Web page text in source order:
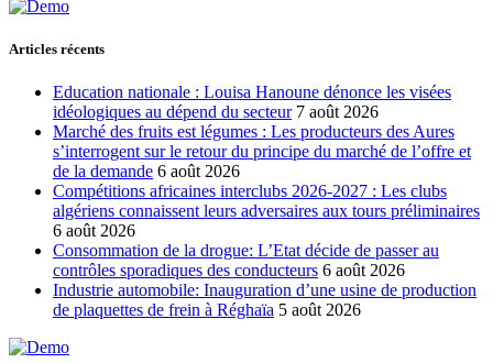
Articles récents
Education nationale : Louisa Hanoune dénonce les visées
idéologiques au dépend du secteur 7 août 2026
Marché des fruits est légumes : Les producteurs des Aures
s’interrogent sur le retour du principe du marché de l’offre et
de la demande 6 août 2026
Compétitions africaines interclubs 2026-2027 : Les clubs
algériens connaissent leurs adversaires aux tours préliminaires
6 août 2026
Consommation de la drogue: L’Etat décide de passer au
contrôles sporadiques des conducteurs 6 août 2026
Industrie automobile: Inauguration d’une usine de production
de plaquettes de frein à Réghaïa 5 août 2026